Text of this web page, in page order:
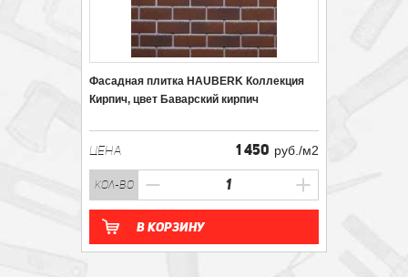
Фасадная плитка HAUBERK Коллекция
Кирпич, цвет Баварский кирпич
ЦЕНА 1 450 руб./м2
кол-во
В корзину